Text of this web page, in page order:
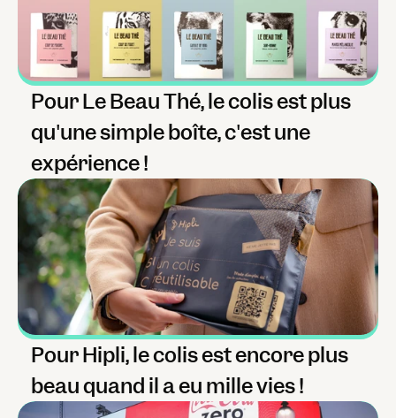
Pour Le Beau Thé, le colis est plus
qu'une simple boîte, c'est une
expérience !
Pour Hipli, le colis est encore plus
beau quand il a eu mille vies !